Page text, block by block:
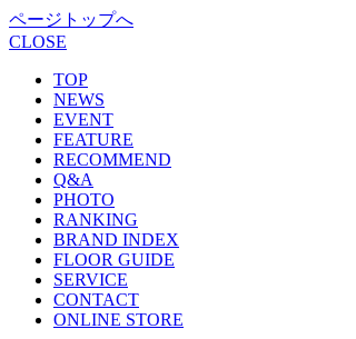
ページトップへ
CLOSE
TOP
NEWS
EVENT
FEATURE
RECOMMEND
Q&A
PHOTO
RANKING
BRAND INDEX
FLOOR GUIDE
SERVICE
CONTACT
ONLINE STORE